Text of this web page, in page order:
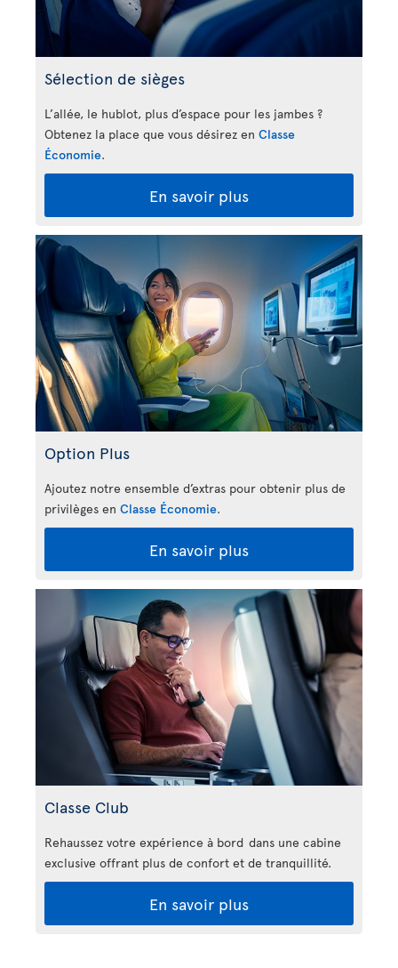
Sélection de sièges
L’allée, le hublot, plus d’espace pour les jambes ?
Obtenez la place que vous désirez en Classe
Économie.
En savoir plus
Option Plus
Ajoutez notre ensemble d’extras pour obtenir plus de
privilèges en Classe Économie.
En savoir plus
Classe Club
Rehaussez votre expérience à bord dans une cabine
exclusive offrant plus de confort et de tranquillité.
En savoir plus